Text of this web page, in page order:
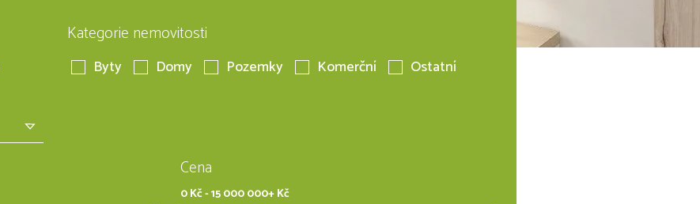
Kategorie nemovitosti
Byty Domy Pozemky Komerční Ostatní
Cena
0Kč -15 000 000+Kč